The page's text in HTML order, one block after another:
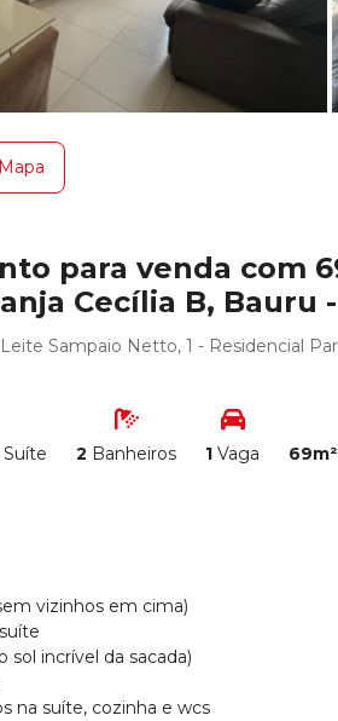
Mapa
para venda com
Cecília B, Bauru -
Sampaio Netto, 1 - Residencial
Suíte 2 Banheiros 1 Vaga 69m²
vizinhos em cima)
sol incrível da sacada)
na suíte, cozinha e wcs